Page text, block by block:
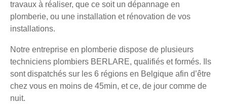
travaux à réaliser, que ce soit un dépannage en
plomberie, ou une installation et rénovation de vos
installations.
Notre entreprise en plomberie dispose de plusieurs
techniciens plombiers BERLARE, qualifiés et formés. Ils
sont dispatchés sur les 6 régions en Belgique afin d’être
chez vous en moins de 45min, et ce, de jour comme de
nuit.